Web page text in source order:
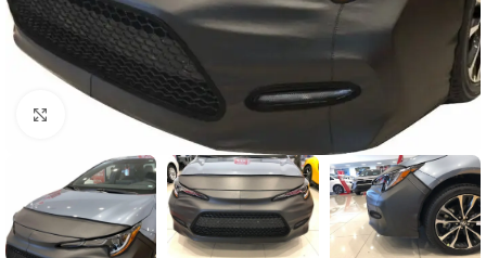
Clic para ampliar